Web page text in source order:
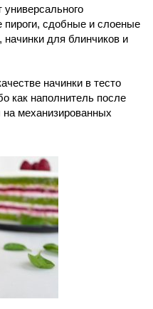
универсального
пироги, сдобные и слоеные
начинки для блинчиков и
начинки в тесто
как наполнитель после
механизированных